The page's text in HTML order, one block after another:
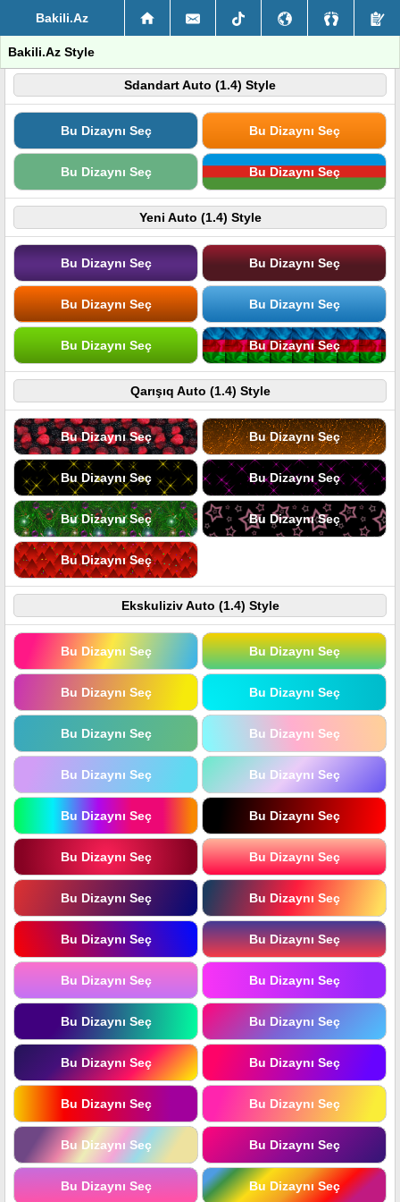
Bakili.Az
Bakili.Az Style
Sdandart Auto (1.4) Style
Bu Dizaynı Seç Bu Dizaynı Seç
Bu Dizaynı Seç Bu Dizaynı Seç
Yeni Auto (1.4) Style
Bu Dizaynı Seç Bu Dizaynı Seç
Bu Dizaynı Seç Bu Dizaynı Seç
Bu Dizaynı Seç Bu Dizaynı Seç
Qarışıq Auto (1.4) Style
Bu Dizaynı Seç Bu Dizaynı Seç
Bu Dizaynı Seç Bu Dizaynı Seç
Bu Dizaynı Seç Bu Dizaynı Seç
Bu Dizaynı Seç
Ekskuliziv Auto (1.4) Style
Bu Dizaynı Seç Bu Dizaynı Seç
Bu Dizaynı Seç Bu Dizaynı Seç
Bu Dizaynı Seç Bu Dizaynı Seç
Bu Dizaynı Seç Bu Dizaynı Seç
Bu Dizaynı Seç Bu Dizaynı Seç
Bu Dizaynı Seç Bu Dizaynı Seç
Bu Dizaynı Seç Bu Dizaynı Seç
Bu Dizaynı Seç Bu Dizaynı Seç
Bu Dizaynı Seç Bu Dizaynı Seç
Bu Dizaynı Seç Bu Dizaynı Seç
Bu Dizaynı Seç Bu Dizaynı Seç
Bu Dizaynı Seç Bu Dizaynı Seç
Bu Dizaynı Seç Bu Dizaynı Seç
Bu Dizaynı Seç Bu Dizaynı Seç